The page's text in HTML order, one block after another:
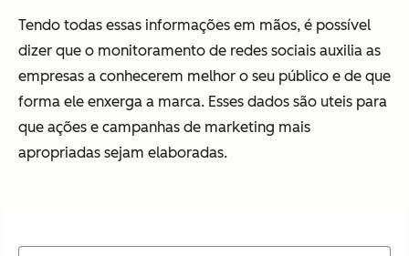
Tendo todas essas informações em mãos, é possível
dizer que o monitoramento de redes sociais auxilia as
empresas a conhecerem melhor o seu público e de que
forma ele enxerga a marca. Esses dados são uteis para
que ações e campanhas de marketing mais
apropriadas sejam elaboradas.